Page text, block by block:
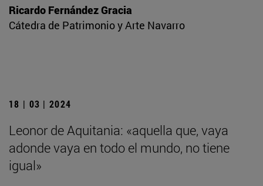
Ricardo Fernández Gracia
Cátedra de Patrimonio y Arte Navarro
18 | 03 | 2024
Leonor de Aquitania: «aquella que, vaya
adonde vaya en todo el mundo, no tiene
igual»